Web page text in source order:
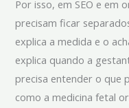
Por isso, em SEO e em
precisam ficar
explica a medida e o
explica quando a
precisa entender o que
como a medicina fetal